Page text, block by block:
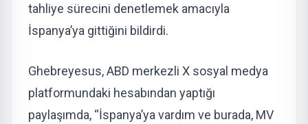
tahliye sürecini denetlemek amacıyla
İspanya’ya gittiğini bildirdi.
Ghebreyesus, ABD merkezli X sosyal medya
platformundaki hesabından yaptığı
paylaşımda, “İspanya’ya vardım ve burada, MV